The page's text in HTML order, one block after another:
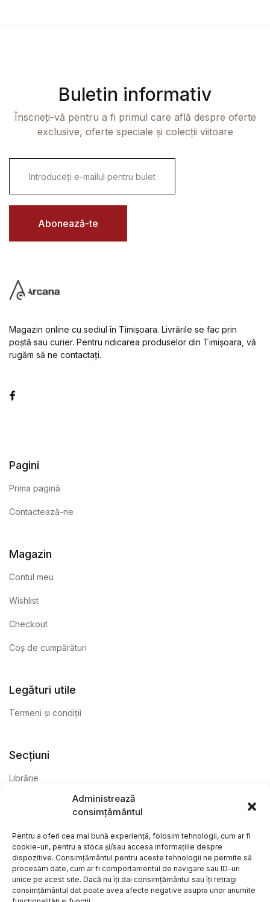
Administrează
consimțământul
Pentru a oferi cea mai bună experiență, folosim tehnologii, cum ar fi
cookie-uri, pentru a stoca și/sau accesa informațiile despre
dispozitive. Consimțământul pentru aceste tehnologii ne permite să
procesăm date, cum ar fi comportamentul de navigare sau ID-uri
unice pe acest site. Dacă nu îți dai consimțământul sau îți retragi
consimțământul dat poate avea afecte negative asupra unor anumite
Buletin informativ
Înscrieți-vă pentru a fi primul care află despre oferte
exclusive, oferte speciale și colecții viitoare
i
l
Abonează-te
Magazin online cu sediul în Timișoara. Livrările se fac prin
poștă sau curier. Pentru ridicarea produselor din Timișoara, vă
rugăm să ne contactați.
Pagini
Prima pagină
Contactează-ne
Magazin
Contul meu
Wishlist
Checkout
Coș de cumpărături
Legături utile
Termeni și condiții
Secțiuni
Librărie